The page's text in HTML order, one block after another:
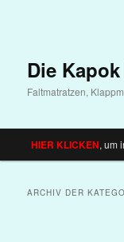
Die
Faltmatratzen,
Zum
Zum
HIER KLICKEN, um
ARCHIV DER